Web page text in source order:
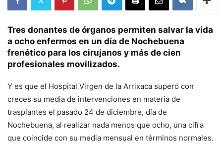
Tres donantes de órganos permiten salvar la vida
a ocho enfermos en un día de Nochebuena
frenético para los cirujanos y más de cien
profesionales movilizados.
Y es que el Hospital Virgen de la Arrixaca superó con
creces su media de intervenciones en materia de
trasplantes el pasado 24 de diciembre, día de
Nochebuena, al realizar nada menos que ocho, una cifra
que coincide con su media mensual en términos normales.